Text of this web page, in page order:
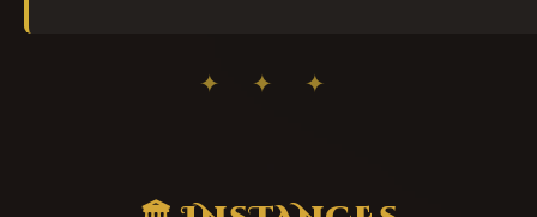
✦ ✦ ✦